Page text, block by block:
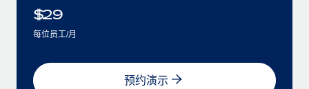
$29
每位员工/月
预约演示